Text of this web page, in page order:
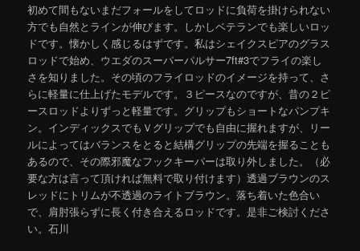
初めて間もないまだフォールをしてロッドに負荷を掛けられない
方でも自然とラインが伸びます。しかしベテランでも楽しいロッ
ドです。懐かしく感じるはずです。私はシェイクスピアのグラス
ロッドで始め、ウエダのスーパーパルサー7ft#3でフライの楽し
さを知りました。その頃のフライロッドのイメージを持って、さ
らに軽量に仕上げたモデルです。３ピースなのですが、昔の２ピ
ースロッドよりずっと軽量です。グリップもショートなパンプキ
ン。インディックスでもＶグリップでも自由に握れますが、リー
ルによってはバランスをとると結構グリップの先端を握ることも
あるので、その際邪魔なフックキーパーは取り外しました。（必
要な方は言って頂ければ無料で取り付けます）透過ブラウンのス
レッドにトリムが不透過のライトブラウン。落ち着いた色合い
で、肩肘張らずに長く付き合えるロッドです。是非ご検討くださ
い。石川